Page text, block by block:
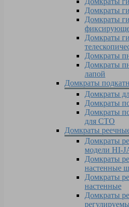
Домкраты
Домкраты
Домкраты
Домкраты
Домкраты
лапой
Домкраты
Домкраты
Домкраты
Домкраты
для СТО
Домкраты
Домкраты
модели HI-
Домкраты
настенные
Домкраты
настенные
Домкраты